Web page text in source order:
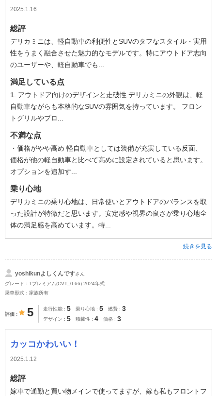
2025.1.16
総評
デリカミニは、軽自動車の利便性とSUVのタフなスタイル・実用
性をうまく融合させた魅力的なモデルです。特にアウトドア志向
のユーザーや、軽自動車でも...
満足している点
1. アウトドア向けのデザインと走破性 デリカミニの外観は、軽
自動車ながらも本格的なSUVの雰囲気を持っています。 フロン
トグリルやプロ...
不満な点
・価格がやや高め 軽自動車としては装備が充実している反面、
価格が他の軽自動車と比べて高めに設定されていると思います。
オプションを追加す...
乗り心地
デリカミニの乗り心地は、日常使いとアウトドアのバランスを取
った設計が特徴だと思います。安定感や視界の良さが乗り心地全
体の満足感を高めています。特...
続きを見る
yoshikunよしくんですさん
グレード：Tプレミアム(CVT_0.66) 2024年式
乗車形式：家族所有
評価 5 走行性能 5 乗り心地 5 燃費 3
デザイン 5 積載性 4 価格 3
カッコかわいい！
2025.1.12
総評
嫁車で通勤と買い物メインで使ってますが、嫁も私もフロントフ